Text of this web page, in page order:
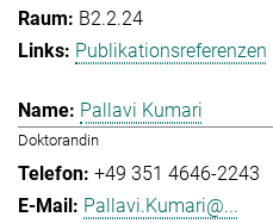
B2.2.24
Publikationsreferenzen
Pallavi Kumari
Doktorandin
+49 351 4646-2243
Pallavi.Kumari@...